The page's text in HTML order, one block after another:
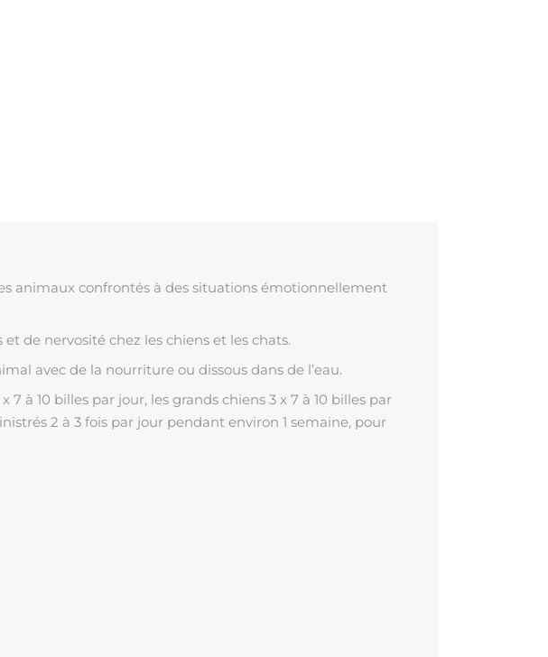
animaux confrontés à des situations émotionnellement
de nervosité chez les chiens et les chats.
avec de la nourriture ou dissous dans de l’eau.
à 10 billes par jour, les grands chiens 3 x 7 à 10 billes par
2 à 3 fois par jour pendant environ 1 semaine, pour